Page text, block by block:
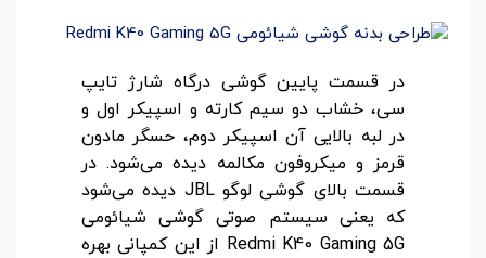
در قسمت پایین گوشی درگاه شارژ تایپ
سی، خشاب دو سیم کارته و اسپیکر اول و
در لبه بالایی آن اسپیکر دوم، حسگر مادون
قرمز و میکروفون مکالمه دیده می‌شود. در
قسمت بالای گوشی لوگو JBL دیده می‌شود
که یعنی سیستم صوتی گوشی شیائومی
Redmi K40 Gaming 5G از این کمپانی بهره